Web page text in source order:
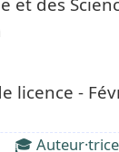
licence -
🎓